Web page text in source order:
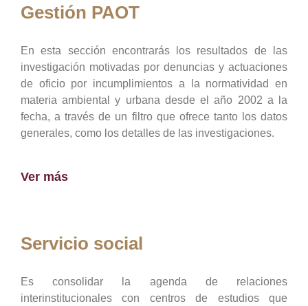
Gestión PAOT
En esta sección encontrarás los resultados de las
investigación motivadas por denuncias y actuaciones
de oficio por incumplimientos a la normatividad en
materia ambiental y urbana desde el año 2002 a la
fecha, a través de un filtro que ofrece tanto los datos
generales, como los detalles de las investigaciones.
Ver más
Servicio social
Es consolidar la agenda de relaciones
interinstitucionales con centros de estudios que